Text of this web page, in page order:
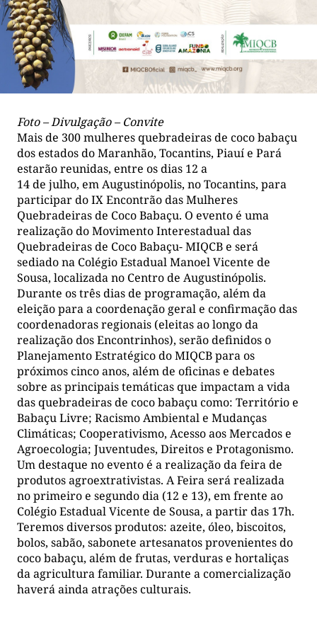
Foto – Divulgação – Convite
Mais de 300 mulheres quebradeiras de coco babaçu
dos estados do Maranhão, Tocantins, Piauí e Pará
estarão reunidas, entre os dias 12 a
14 de julho, em Augustinópolis, no Tocantins, para
participar do IX Encontrão das Mulheres
Quebradeiras de Coco Babaçu. O evento é uma
realização do Movimento Interestadual das
Quebradeiras de Coco Babaçu- MIQCB e será
sediado na Colégio Estadual Manoel Vicente de
Sousa, localizada no Centro de Augustinópolis.
Durante os três dias de programação, além da
eleição para a coordenação geral e confirmação das
coordenadoras regionais (eleitas ao longo da
realização dos Encontrinhos), serão definidos o
Planejamento Estratégico do MIQCB para os
próximos cinco anos, além de oficinas e debates
sobre as principais temáticas que impactam a vida
das quebradeiras de coco babaçu como: Território e
Babaçu Livre; Racismo Ambiental e Mudanças
Climáticas; Cooperativismo, Acesso aos Mercados e
Agroecologia; Juventudes, Direitos e Protagonismo.
Um destaque no evento é a realização da feira de
produtos agroextrativistas. A Feira será realizada
no primeiro e segundo dia (12 e 13), em frente ao
Colégio Estadual Vicente de Sousa, a partir das 17h.
Teremos diversos produtos: azeite, óleo, biscoitos,
bolos, sabão, sabonete artesanatos provenientes do
coco babaçu, além de frutas, verduras e hortaliças
da agricultura familiar. Durante a comercialização
haverá ainda atrações culturais.